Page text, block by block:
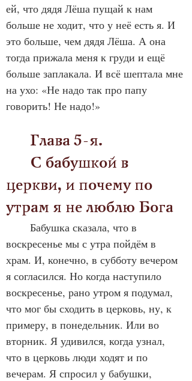
ей, что дядя Лёша пущай к нам
больше не ходит, что у неё есть я. И
это больше, чем дядя Лёша. А она
тогда прижала меня к груди и ещё
больше заплакала. И всё шептала мне
на ухо: «Не надо так про папу
говорить! Не надо!»
	Глава 5-я.
церкви, и почему по
утрам я не люблю Бога
воскресенье мы с утра пойдём в
храм. И, конечно, в субботу вечером
я согласился. Но когда наступило
воскресенье, рано утром я подумал,
что мог бы сходить в церковь, ну, к
примеру, в понедельник. Или во
вторник. Я удивился, когда узнал,
что в церковь люди ходят и по
вечерам. Я спросил у бабушки,